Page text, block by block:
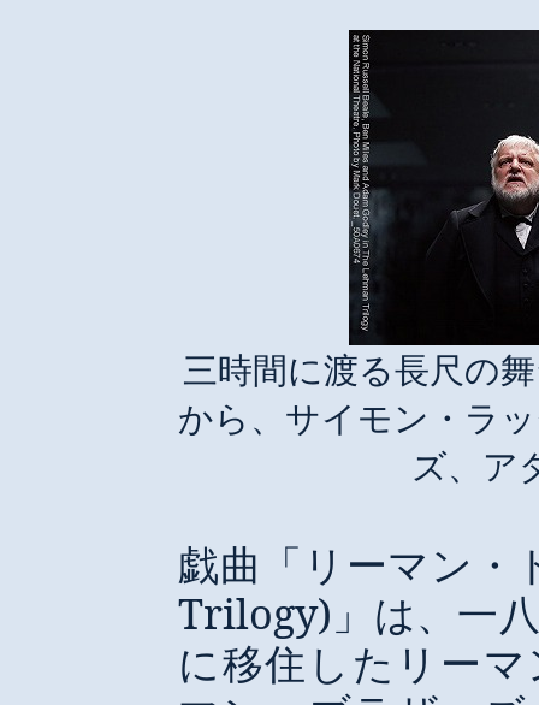
三時間に渡る長尺の
から、サイモン・ラ
ズ、ア
戯曲「リーマン・
Trilogy) 」は、一
に移住したリー